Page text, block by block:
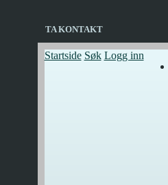
TA KONTAKT
Startside Søk Logg inn